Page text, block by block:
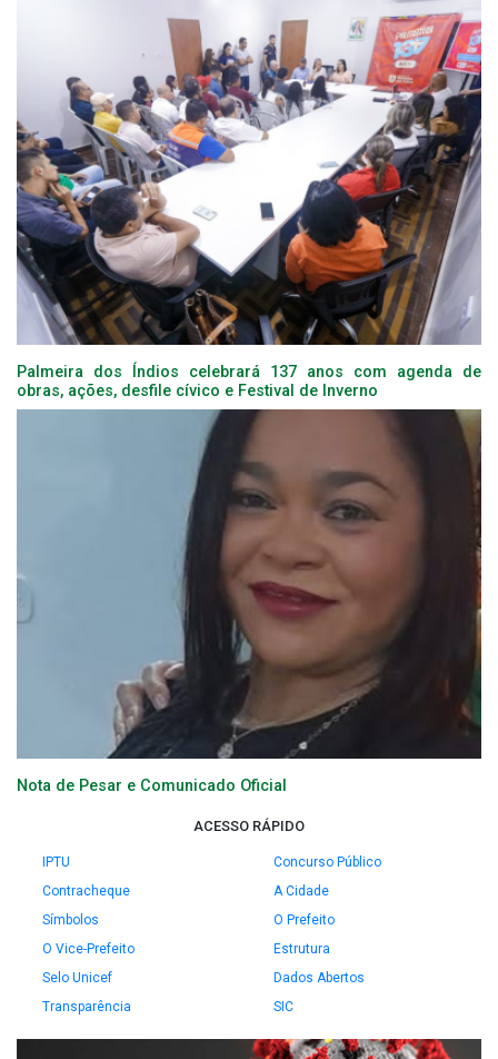
Palmeira dos Índios celebrará 137 anos com agenda de
obras, ações, desfile cívico e Festival de Inverno
Nota de Pesar e Comunicado Oficial
ACESSO RÁPIDO
IPTU
Concurso Público
Contracheque
A Cidade
Símbolos
O Prefeito
O Vice-Prefeito
Estrutura
Selo Unicef
Dados Abertos
Transparência
SIC